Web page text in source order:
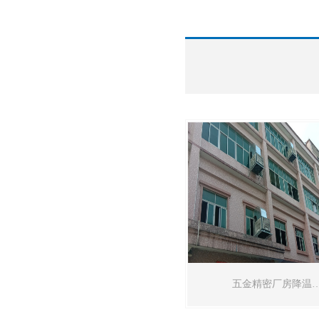
五金精密厂房降温